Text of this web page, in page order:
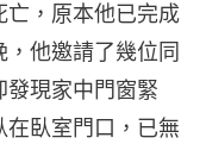
亡，原本他已完成
他邀請了幾位同
發現家中門窗緊
在臥室門口，已無